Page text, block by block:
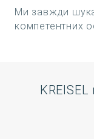
Ми завжди
компетентних